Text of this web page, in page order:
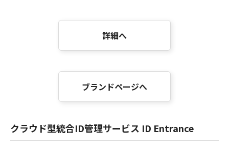
詳細へ
ブランドページへ
クラウド型統合ID管理サービス ID Entrance